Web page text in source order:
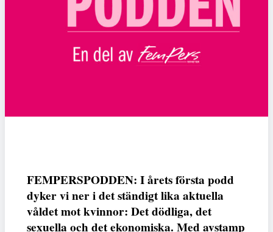
FEMPERSPODDEN: I årets första podd
dyker vi ner i det ständigt lika aktuella
våldet mot kvinnor: Det dödliga, det
sexuella och det ekonomiska. Med avstamp